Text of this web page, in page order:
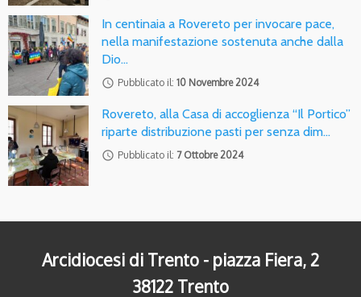
In centinaia a Rovereto per invocare pace,
nella manifestazione sostenuta anche dalla
Dio…
access_time Pubblicato il: 10 Novembre 2024
Rovereto, alla Casa di accoglienza “Il Portico”
riparte distribuzione pasti per senza dim…
access_time Pubblicato il: 7 Ottobre 2024
Arcidiocesi di Trento - piazza Fiera, 2
38122 Trento